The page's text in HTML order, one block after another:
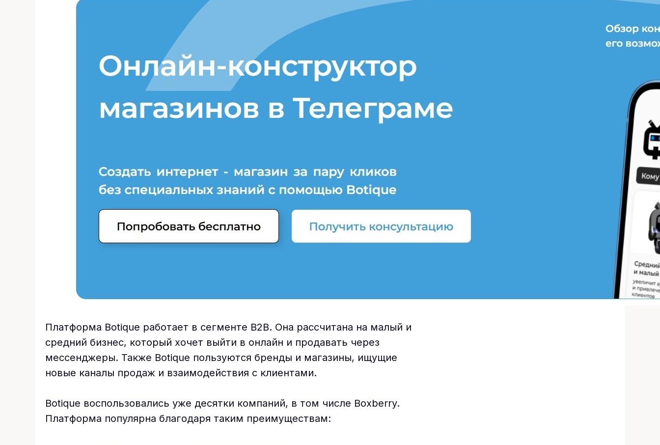
Платформа Botique работает в сегменте B2B. Она рассчитана на малый и
средний бизнес, который хочет выйти в онлайн и продавать через
мессенджеры. Также Botique пользуются бренды и магазины, ищущие
новые каналы продаж и взаимодействия с клиентами.
Botique воспользовались уже десятки компаний, в том числе Boxberry.
Платформа популярна благодаря таким преимуществам: